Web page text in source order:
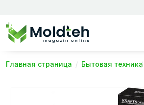
Главная страница Бытовая техника